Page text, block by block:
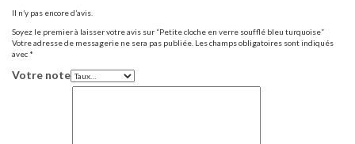
Il n’y pas encore d’avis.
Soyez le premier à laisser votre avis sur “Petite cloche en verre soufflé bleu turquoise”
Votre adresse de messagerie ne sera pas publiée. Les champs obligatoires sont indiqués
avec *
Votre note